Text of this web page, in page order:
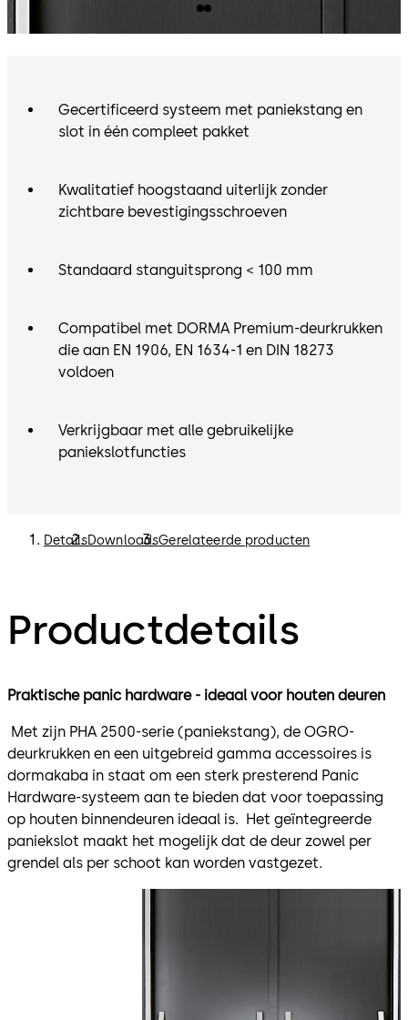
Gecertificeerd systeem met paniekstang en
slot in één compleet pakket
Kwalitatief hoogstaand uiterlijk zonder
zichtbare bevestigingsschroeven
Standaard stanguitsprong < 100 mm
Compatibel met DORMA Premium-deurkrukken
die aan EN 1906, EN 1634-1 en DIN 18273
voldoen
Verkrijgbaar met alle gebruikelijke
paniekslotfuncties
DetailsDownloadsGerelateerde producten
Productdetails
Praktische panic hardware - ideaal voor houten deuren
Met zijn PHA 2500-serie (paniekstang), de OGRO-
deurkrukken en een uitgebreid gamma accessoires is
dormakaba in staat om een sterk presterend Panic
Hardware-systeem aan te bieden dat voor toepassing
op houten binnendeuren ideaal is. Het geïntegreerde
paniekslot maakt het mogelijk dat de deur zowel per
grendel als per schoot kan worden vastgezet.